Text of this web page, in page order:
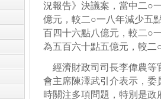
況報告》決議案，當中二○
億元，較二○一八年減少五
百四十六點八億元，較二○
為五百六十點五億元，較
經濟財政司司長李偉農等
會主席陳澤武引介表示，
時關注多項問題，特別是